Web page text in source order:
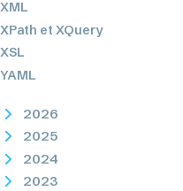
XML
XPath et XQuery
XSL
YAML
2026
2025
2024
2023